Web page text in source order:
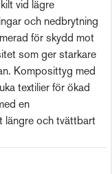
vid lägre
och nedbrytning
för skydd mot
som ger starkare
Komposittyg med
textilier för ökad
en
längre och tvättbart